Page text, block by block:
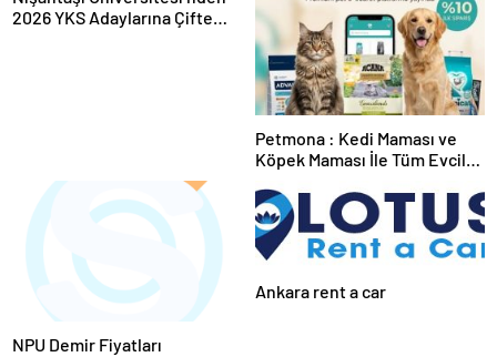
2026 YKS Adaylarına Çifte
Petmona : Kedi Maması ve
Köpek Maması İle Tüm Evcil
NPU Demir Fiyatları
Ankara rent a car